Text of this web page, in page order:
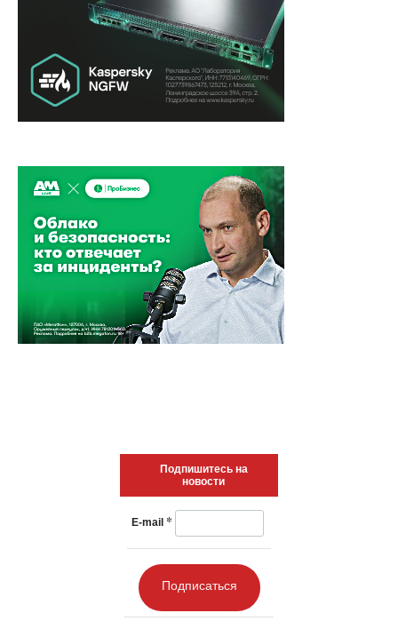
Подпишитесь на
новости
E-mail *
Подписаться